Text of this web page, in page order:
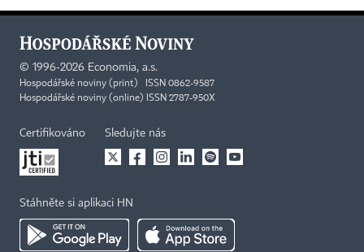
© 1996-2026 Economia, a.s.
Hospodářské noviny (print) ISSN 0862-9587
Hospodářské noviny (online) ISSN 2787-950X
Certifikováno Sledujte nás
Stáhněte si aplikaci HN